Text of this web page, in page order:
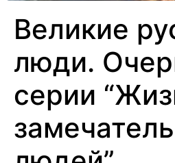
Великие
люди.
серии